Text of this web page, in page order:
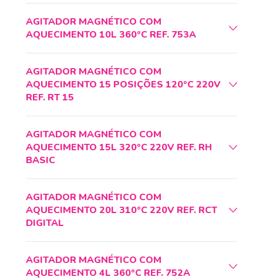
AGITADOR MAGNÉTICO COM
AQUECIMENTO 10L 360ºC REF. 753A
AGITADOR MAGNÉTICO COM
AQUECIMENTO 15 POSIÇÕES 120ºC 220V
REF. RT 15
AGITADOR MAGNÉTICO COM
AQUECIMENTO 15L 320ºC 220V REF. RH
BASIC
AGITADOR MAGNÉTICO COM
AQUECIMENTO 20L 310ºC 220V REF. RCT
DIGITAL
AGITADOR MAGNÉTICO COM
AQUECIMENTO 4L 360ºC REF. 752A